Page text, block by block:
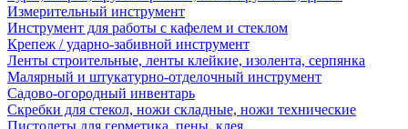
Измерительный инструмент
Инструмент для работы с кафелем и стеклом
Крепеж / ударно-забивной инструмент
Ленты строительные, ленты клейкие, изолента, серпянка
Малярный и штукатурно-отделочный инструмент
Садово-огородный инвентарь
Скребки для стекол, ножи складные, ножи технические
Пистолеты для герметика, пены, клея